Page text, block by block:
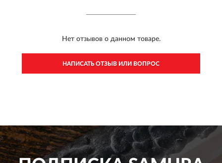
Нет отзывов о данном товаре.
НАПИСАТЬ ОТЗЫВ ИЛИ ВОПРОС